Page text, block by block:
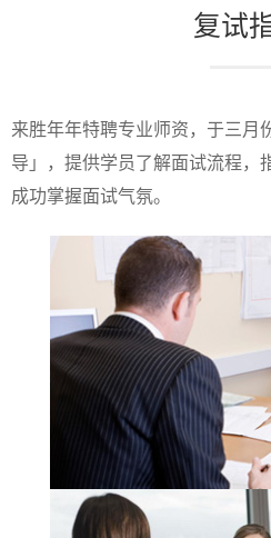
复试
来胜年年特聘专业师资，于三月
导」，提供学员了解面试流程，
成功掌握面试气氛。